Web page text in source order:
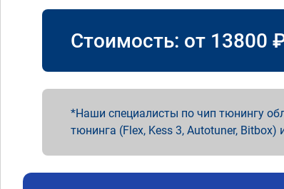
Стоимость: от 13800
Наши специалисты по чип тюнингу
тюнинга (Flex, Kess 3, Autotuner, Bitbox)